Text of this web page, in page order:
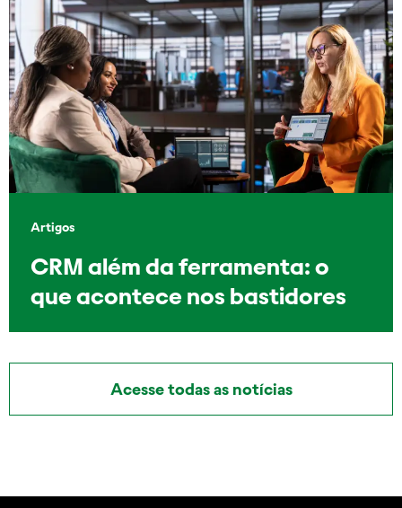
Artigos
CRM além da ferramenta: o
que acontece nos bastidores
Acesse todas as notícias